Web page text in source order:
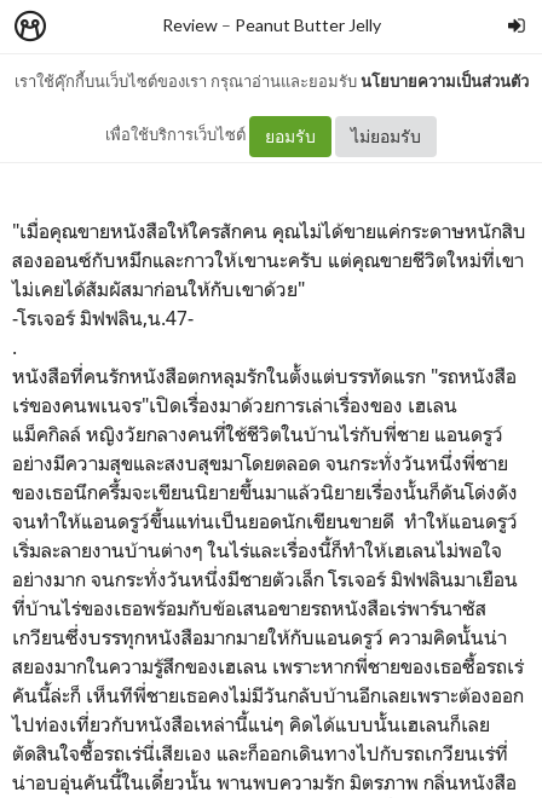
เราใช้คุ๊กกี้บนเว็บไซต์ของเรา กรุณาอ่านและยอมรับนโยบายความเป็นส่วนตัว
เพื่อใช้บริการเว็บไซต์ ยอมรับ ไม่ยอมรับ
Review– Peanut Butter Jelly
รถหนังสือเร่ของคนพเนจร
"เมื่อคุณขายหนังสือให้ใครสักคน คุณไม่ได้ขายแค่กระดาษหนักสิบ
สองออนซ์กับหมึกและกาวให้เขานะครับ แต่คุณขายชีวิตใหม่ที่เขา
ไม่เคยได้สัมผัสมาก่อนให้กับเขาด้วย"
-โรเจอร์ มิฟฟลิน,น.47-
.
หนังสือที่คนรักหนังสือตกหลุมรักในตั้งแต่บรรทัดแรก "รถหนังสือ
เร่ของคนพเนจร"เปิดเรื่องมาด้วยการเล่าเรื่องของ เฮเลน
แม็คกิลล์ หญิงวัยกลางคนที่ใช้ชีวิตในบ้านไร่กับพี่ชาย แอนดรูว์
อย่างมีความสุขและสงบสุขมาโดยตลอด จนกระทั่งวันหนึ่งพี่ชาย
ของเธอนึกครึ้มจะเขียนนิยายขึ้นมาแล้วนิยายเรื่องนั้นก็ดันโด่งดัง
จนทำให้แอนดรูว์ขึ้นแท่นเป็นยอดนักเขียนขายดี ทำให้แอนดรูว์
เริ่มละลายงานบ้านต่างๆ ในไร่และเรื่องนี้ก็ทำให้เฮเลนไม่พอใจ
อย่างมาก จนกระทั่งวันหนึ่งมีชายตัวเล็ก โรเจอร์ มิฟฟลินมาเยือน
ที่บ้านไร่ของเธอพร้อมกับข้อเสนอขายรถหนังสือเร่พาร์นาซัส
เกวียนซึ่งบรรทุกหนังสือมากมายให้กับแอนดรูว์ ความคิดนั้นน่า
สยองมากในความรู้สึกของเฮเลน เพราะหากพี่ชายของเธอซื้อรถเร่
คันนี้ล่ะก็ เห็นทีพี่ชายเธอคงไม่มีวันกลับบ้านอีกเลยเพราะต้องออก
ไปท่องเที่ยวกับหนังสือเหล่านี้แน่ๆ คิดได้แบบนั้นเฮเลนก็เลย
ตัดสินใจซื้อรถเร่นี่เสียเอง และก็ออกเดินทางไปกับรถเกวียนเร่ที่
น่าอบอุ่นคันนี้ในเดี๋ยวนั้น พานพบความรัก มิตรภาพ กลิ่นหนังสือ